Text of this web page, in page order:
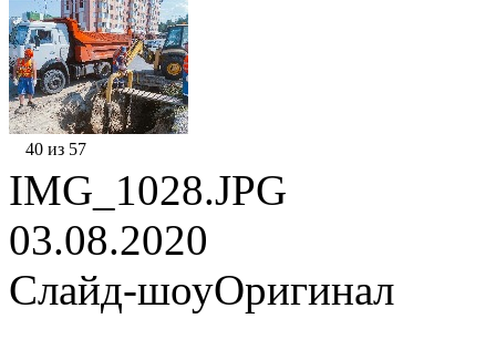
40 из 57
IMG_1028.JPG
03.08.2020
Слайд-шоуОригинал